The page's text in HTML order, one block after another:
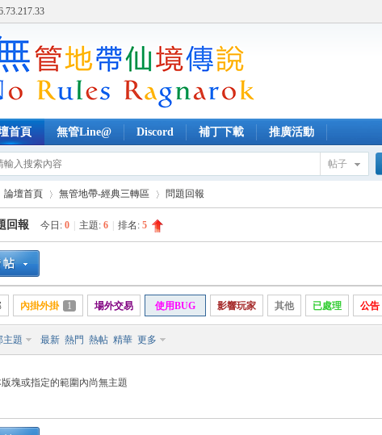
首頁 無管Line@ Discord 補丁下載 推廣活動
帖子
論壇首頁 無管地帶-經典三轉區 問題回報
回報 今日: 0 主題: 6 排名: 5
內掛外掛 1 場外交易 使用BUG 影響玩家 其他 已處理 公告
主題 最新 熱門 熱帖 精華 更多
塊或指定的範圍內尚無主題